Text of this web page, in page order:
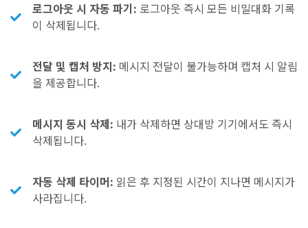
로그아웃 시 자동 파기: 로그아웃 즉시 모든 비밀대화 기록
이 삭제됩니다.
전달 및 캡처 방지: 메시지 전달이 불가능하며 캡처 시 알림
을 제공합니다.
메시지 동시 삭제: 내가 삭제하면 상대방 기기에서도 즉시
삭제됩니다.
자동 삭제 타이머: 읽은 후 지정된 시간이 지나면 메시지가
사라집니다.